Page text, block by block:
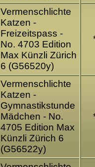
Vermenschlichte
Katzen -
Freizeitspass -
No. 4703 Edition
Max Künzli Zürich
6 (G56520y)
Vermenschlichte
Katzen -
Gymnastikstunde
Mädchen - No.
4705 Edition Max
Künzli Zürich 6
(G56522y)